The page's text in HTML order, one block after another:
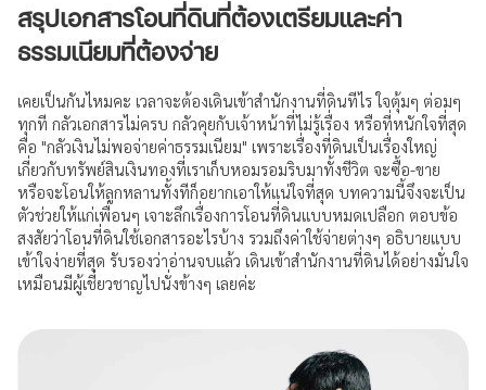
สินเชื่อรถแทรกเตอร์
สินเชื่อโฉนดที่ดิน
ประกันรถยนต์
ประกันอุบัติเหตุ
ประกันบ้านและคอนโด
นักลงทุนสัมพันธ์
เกี่ยวกับเรา
รู้จักเงินเทอร์โบ
วิสัยทัศน์และพันธกิจ
บริษัทฯ และวัฒนธรรมองค์กร
ประสบการณ์ลูกค้า
คำถามที่พบบ่อย
ติดต่อเรา
สรุปเอกสารโอนที่ดินที่ต้องเตรียมและค่า
ธรรมเนียมที่ต้องจ่าย
เคยเป็นกันไหมคะ เวลาจะต้องเดินเข้าสำนักงานที่ดินทีไร ใจตุ้มๆ ต่อมๆ
ทุกที กลัวเอกสารไม่ครบ กลัวคุยกับเจ้าหน้าที่ไม่รู้เรื่อง หรือที่หนักใจที่สุด
คือ "กลัวเงินไม่พอจ่ายค่าธรรมเนียม" เพราะเรื่องที่ดินเป็นเรื่องใหญ่
เกี่ยวกับทรัพย์สินเงินทองที่เราเก็บหอมรอมริบมาทั้งชีวิต จะซื้อ-ขาย
หรือจะโอนให้ลูกหลานทั้งทีก็อยากเอาให้แน่ใจที่สุด บทความนี้จึงจะเป็น
ตัวช่วยให้แก่เพื่อนๆ เจาะลึกเรื่องการโอนที่ดินแบบหมดเปลือก ตอบข้อ
สงสัยว่าโอนที่ดินใช้เอกสารอะไรบ้าง รวมถึงค่าใช้จ่ายต่างๆ อธิบายแบบ
เข้าใจง่ายที่สุด รับรองว่าอ่านจบแล้ว เดินเข้าสำนักงานที่ดินได้อย่างมั่นใจ
เหมือนมีผู้เชี่ยวชาญไปนั่งข้างๆ เลยค่ะ